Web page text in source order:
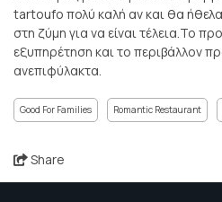
tartoufo πολύ καλή αν και θα
στη ζύμη για να είναι τέλεια.Το
εξυπηρέτηση και το περιβάλλον
ανεπιφύλακτα.
Good For Families Romantic Restaurant
Share